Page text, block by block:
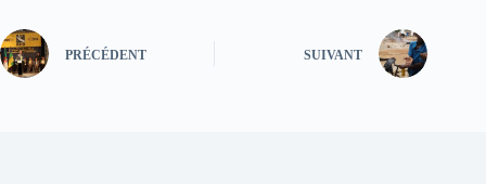
PRÉCÉDENT SUIVANT